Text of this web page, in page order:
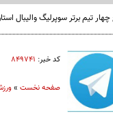
تیم برتر سوپرلیگ والیبال
کد خبر: ۸۴۹۷۴۱
صفحه نخست»